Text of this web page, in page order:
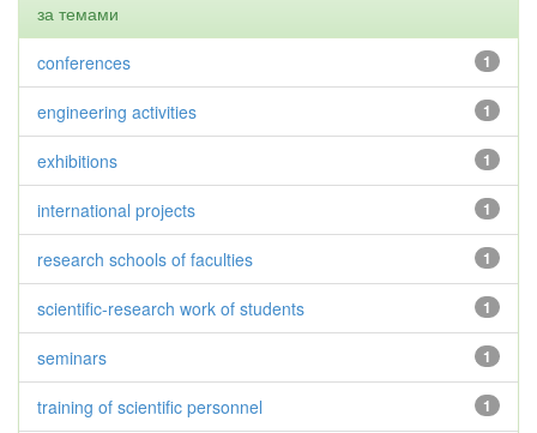
за темами
1
conferences
1
engineering activities
1
exhibitions
1
international projects
1
research schools of faculties
1
scientific-research work of students
1
seminars
1
training of scientific personnel